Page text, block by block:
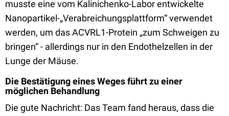
musste eine vom Kalinichenko-Labor entwickelte
Nanopartikel-„Verabreichungsplattform“ verwendet
werden, um das ACVRL1-Protein „zum Schweigen zu
bringen“ - allerdings nur in den Endothelzellen in der
Lunge der Mäuse.
Die Bestätigung eines Weges führt zu einer
möglichen Behandlung
Die gute Nachricht: Das Team fand heraus, dass die